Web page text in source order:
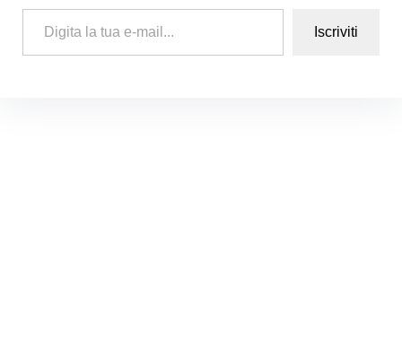
Digita la tua e-mail...
Iscriviti